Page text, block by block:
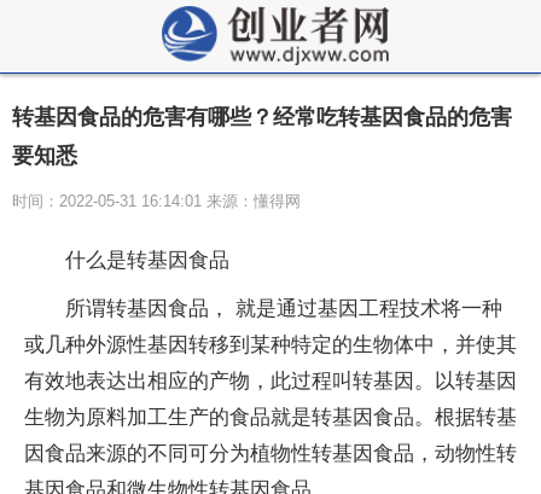
转基因食品的危害有哪些？经常吃转基因食品的危害
要知悉
时间：2022-05-31 16:14:01 来源：懂得网
什么是转基因食品
所谓转基因食品， 就是通过基因工程技术将一种
或几种外源性基因转移到某种特定的生物体中，并使其
有效地表达出相应的产物，此过程叫转基因。以转基因
生物为原料加工生产的食品就是转基因食品。根据转基
因食品来源的不同可分为植物性转基因食品，动物性转